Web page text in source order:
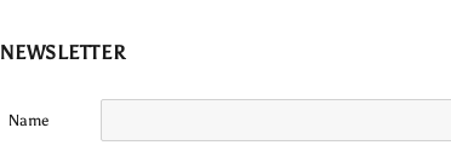
NEWSLETTER
Name